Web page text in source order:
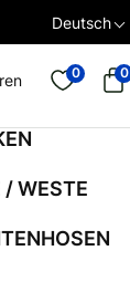
Deutsch
0 0
/ WESTE